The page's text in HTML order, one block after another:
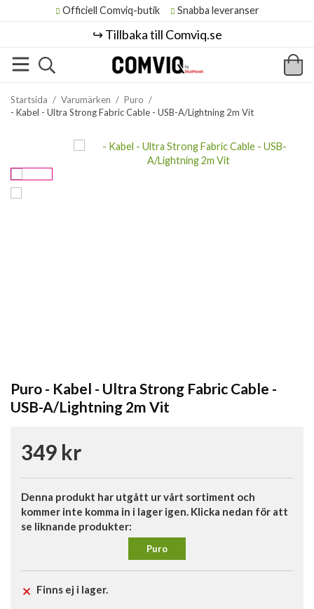
Officiell Comviq-butik Snabba leveranser
↪️ Tillbaka till Comviq.se
Startsida / Varumärken / Puro /
- Kabel - Ultra Strong Fabric Cable - USB-A/Lightning 2m Vit
Puro - Kabel - Ultra Strong Fabric Cable -
USB-A/Lightning 2m Vit
349 kr
Denna produkt har utgått ur vårt sortiment och
kommer inte komma in i lager igen. Klicka nedan för att
se liknande produkter:
Puro
Finns ej i lager.